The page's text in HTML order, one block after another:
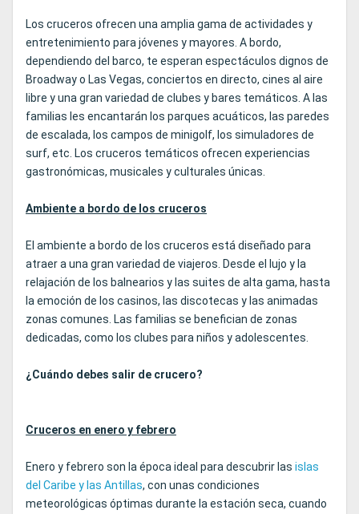
Los cruceros ofrecen una amplia gama de actividades y
entretenimiento para jóvenes y mayores. A bordo,
dependiendo del barco, te esperan espectáculos dignos de
Broadway o Las Vegas, conciertos en directo, cines al aire
libre y una gran variedad de clubes y bares temáticos. A las
familias les encantarán los parques acuáticos, las paredes
de escalada, los campos de minigolf, los simuladores de
surf, etc. Los cruceros temáticos ofrecen experiencias
gastronómicas, musicales y culturales únicas.
Ambiente a bordo de los cruceros
El ambiente a bordo de los cruceros está diseñado para
atraer a una gran variedad de viajeros. Desde el lujo y la
relajación de los balnearios y las suites de alta gama, hasta
la emoción de los casinos, las discotecas y las animadas
zonas comunes. Las familias se benefician de zonas
dedicadas, como los clubes para niños y adolescentes.
¿Cuándo debes salir de crucero?
Cruceros en enero y febrero
Enero y febrero son la época ideal para descubrir las islas
del Caribe y las Antillas, con unas condiciones
meteorológicas óptimas durante la estación seca, cuando